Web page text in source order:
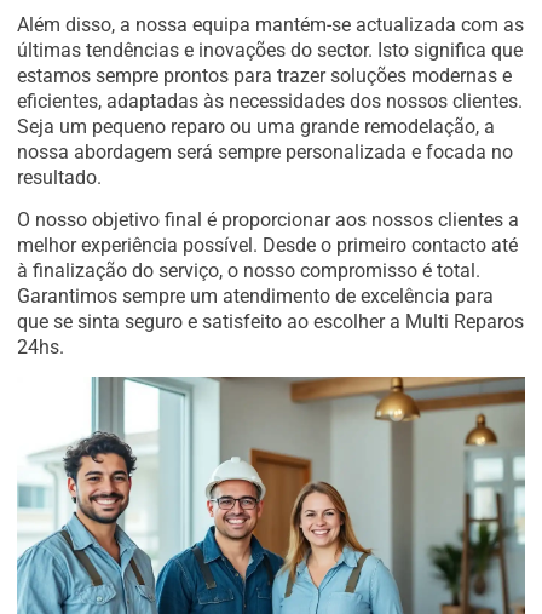
Além disso, a nossa equipa mantém-se actualizada com as
últimas tendências e inovações do sector. Isto significa que
estamos sempre prontos para trazer soluções modernas e
eficientes, adaptadas às necessidades dos nossos clientes.
Seja um pequeno reparo ou uma grande remodelação, a
nossa abordagem será sempre personalizada e focada no
resultado.
O nosso objetivo final é proporcionar aos nossos clientes a
melhor experiência possível. Desde o primeiro contacto até
à finalização do serviço, o nosso compromisso é total.
Garantimos sempre um atendimento de excelência para
que se sinta seguro e satisfeito ao escolher a Multi Reparos
24hs.